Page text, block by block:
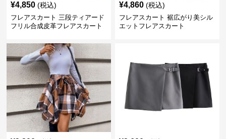
¥4,850 (税込)
フレアスカート 三段ティアード
フリル合成皮革フレアスカート
¥4,860 (税込)
フレアスカート 裾広がり美シル
エットフレアスカート